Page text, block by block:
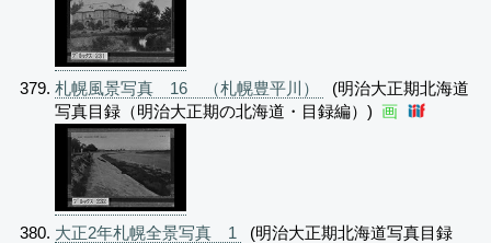
札幌風景写真 16 （札幌豊平川）
(明治大正期北海道
写真目録（明治大正期の北海道・目録編）) 画
大正2年札幌全景写真 1
(明治大正期北海道写真目録